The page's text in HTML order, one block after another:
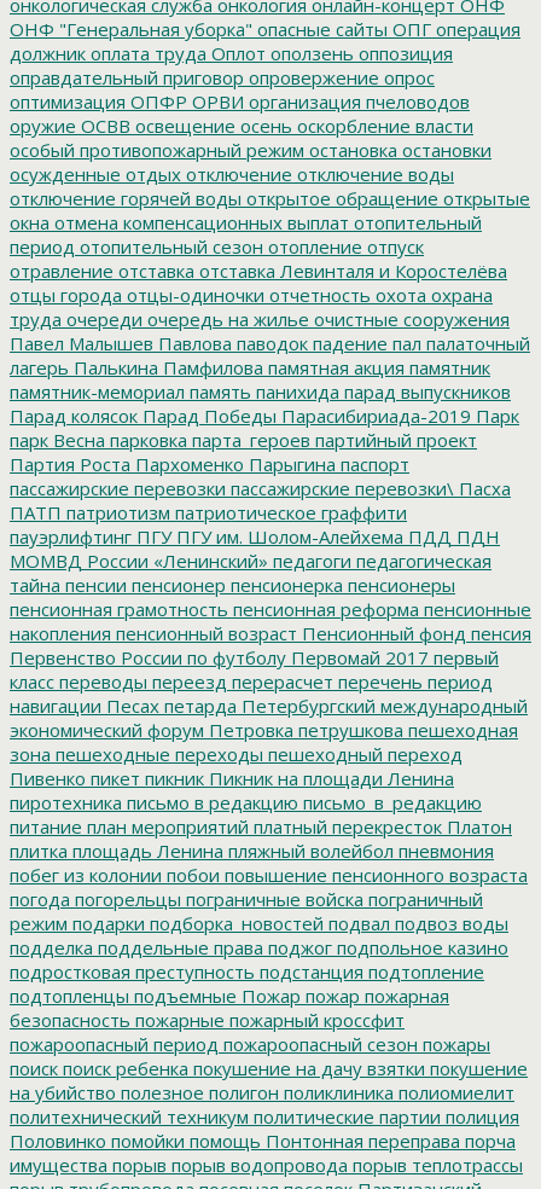
ОНФ "Генеральная уборка" опасные сайты ОПГ операция
должник оплата труда Оплот оползень оппозиция
оправдательный приговор опровержение опрос
оптимизация ОПФР ОРВИ организация пчеловодов
оружие ОСВВ освещение осень оскорбление власти
особый противопожарный режим остановка остановки
осужденные отдых отключение отключение воды
отключение горячей воды открытое обращение открытые
окна отмена компенсационных выплат отопительный
период отопительный сезон отопление отпуск
отравление отставка отставка Левинталя и Коростелёва
отцы города отцы-одиночки отчетность охота охрана
труда очереди очередь на жилье очистные сооружения
Павел Малышев Павлова паводок падение пал палаточный
лагерь Палькина Памфилова памятная акция памятник
памятник-мемориал память панихида парад выпускников
Парад колясок Парад Победы Парасибириада-2019 Парк
парк Весна парковка парта_героев партийный проект
Партия Роста Пархоменко Парыгина паспорт
пассажирские перевозки пассажирские перевозки\ Пасха
ПАТП патриотизм патриотическое граффити
пауэрлифтинг ПГУПГУ им. Шолом-Алейхема ПДД ПДН
МОМВД России «Ленинский» педагоги педагогическая
тайна пенсии пенсионер пенсионерка пенсионеры
пенсионная грамотность пенсионная реформа пенсионные
накопления пенсионный возраст Пенсионный фонд пенсия
Первенство России по футболу Первомай 2017 первый
класс переводы переезд перерасчет перечень период
навигации Песах петарда Петербургский международный
экономический форум Петровка петрушкова пешеходная
зона пешеходные переходы пешеходный переход
Пивенко пикет пикник Пикник на площади Ленина
пиротехника письмо в редакцию письмо_в_редакцию
питание план мероприятий платный перекресток Платон
плитка площадь Ленина пляжный волейбол пневмония
побег из колонии побои повышение пенсионного возраста
погода погорельцы пограничные войска пограничный
режим подарки подборка_новостей подвал подвоз воды
подделка поддельные права поджог подпольное казино
подростковая преступность подстанция подтопление
подтопленцы подъемные Пожар пожар пожарная
безопасность пожарные пожарный кроссфит
пожароопасный период пожароопасный сезон пожары
поиск поиск ребенка покушение на дачу взятки покушение
на убийство полезное полигон поликлиника полиомиелит
политехнический техникум политические партии полиция
Половинко помойки помощь Понтонная переправа порча
имущества порыв порыв водопровода порыв теплотрассы